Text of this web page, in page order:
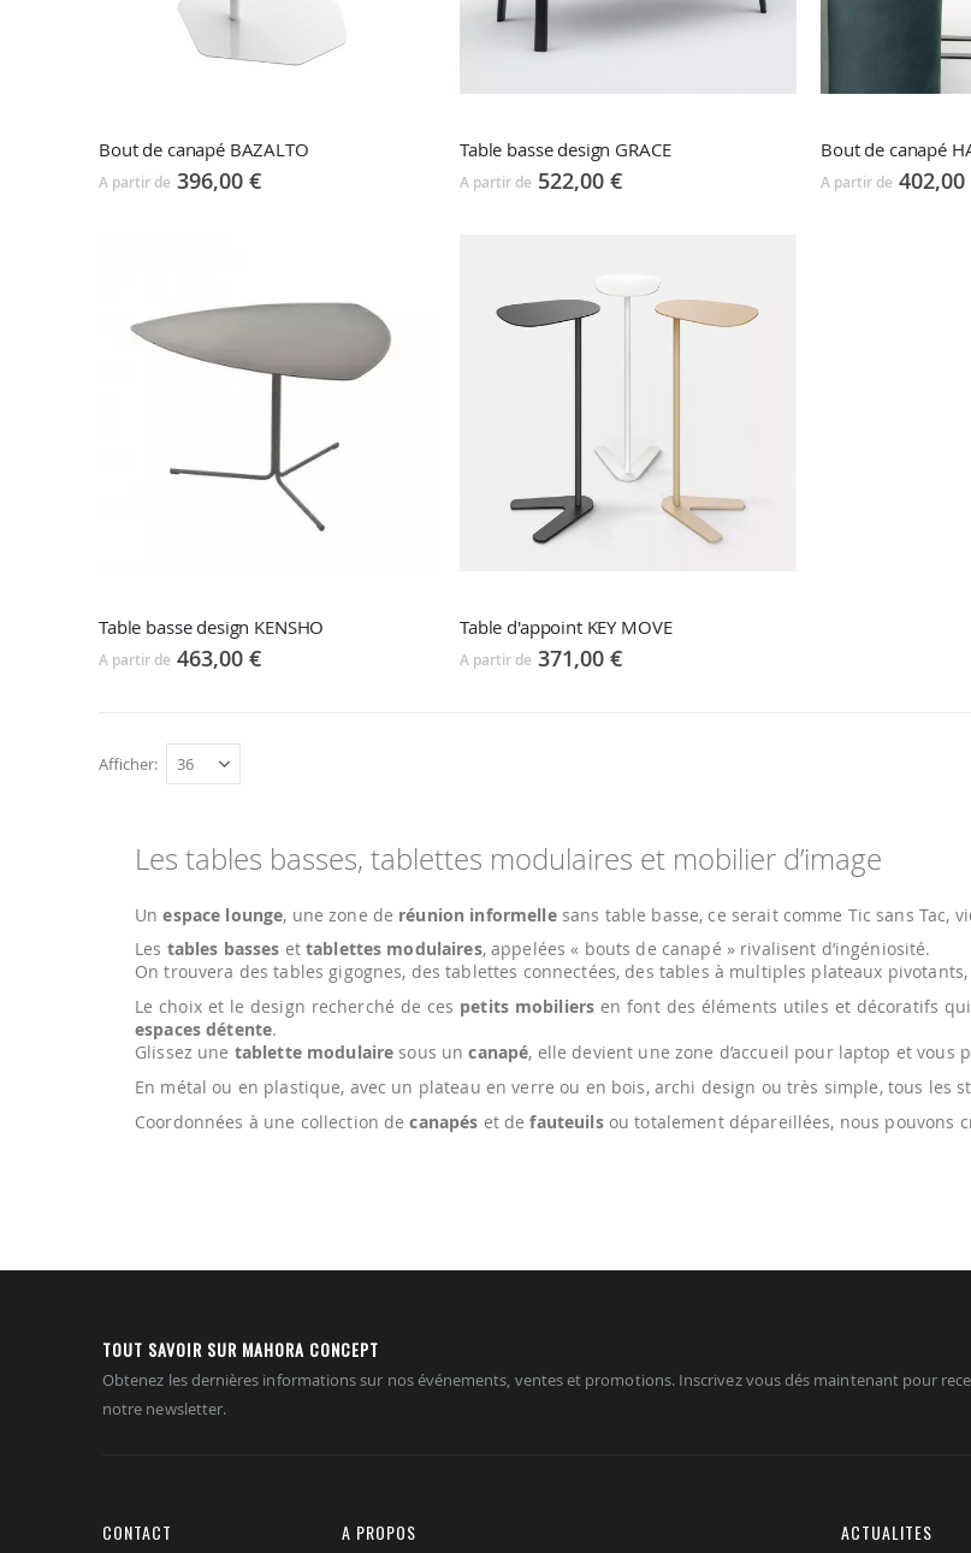
Bout de canapé BAZALTO
A partir de 396,00 €
Table basse design GRACE
A partir de 522,00 €
Bout de canapé
A partir de 402,00
Table basse design KENSHO
A partir de 463,00 €
Table d'appoint KEY MOVE
A partir de 371,00 €
Afficher
Les tables basses, tablettes modulaires et mobilier d’image
Unespace lounge, une zone de réunion informellesans table basse, ce serait comme Tic sans Tac,
Les tables basses et tablettes modulaires, appelées « bouts de canapé » rivalisent d’ingéniosité.
On trouvera des tables gigognes, des tablettes connectées, des tables à multiples plateaux
Le choix et le design recherché de ces petits mobiliers en font des éléments utiles et décoratifs
espaces détente.
Glissez une tablette modulaire sous uncanapé, elle devient une zone d’accueil pour laptop et vous
En métal ou en plastique, avec un plateau en verre ou en bois, archi design ou très simple, tous les
Coordonnées à une collection de canapés et defauteuilsou totalement dépareillées, nous pouvons
TOUT SAVOIR SUR MAHORA CONCEPT
Obtenez les dernières informations sur nos événements, ventes et promotions. Inscrivez vous dés maintenant pour
notre newsletter.
CONTACT A PROPOS ACTUALITES